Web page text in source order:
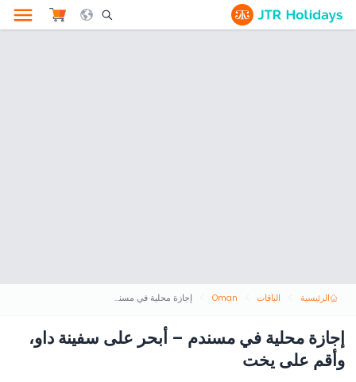
Search Opener Icon
الرئيسية الباقات Oman إجازة محلية في مسندم – أبحر على سفينة داو، وأقم على يخت
إجازة محلية في مسندم – أبحر على سفينة داو،
وأقم على يخت